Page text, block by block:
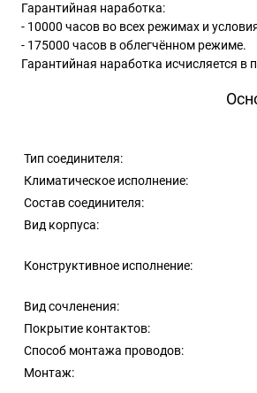
Гарантийная наработка:
- 10000 часов во всех режимах и
- 175000 часов в облегчённом режиме.
Гарантийная наработка исчисляется в
Тип соединителя:
Климатическое исполнение:
Состав соединителя:
Вид корпуса:
Конструктивное исполнение:
Вид сочленения:
Покрытие контактов:
Способ монтажа проводов:
Монтаж: